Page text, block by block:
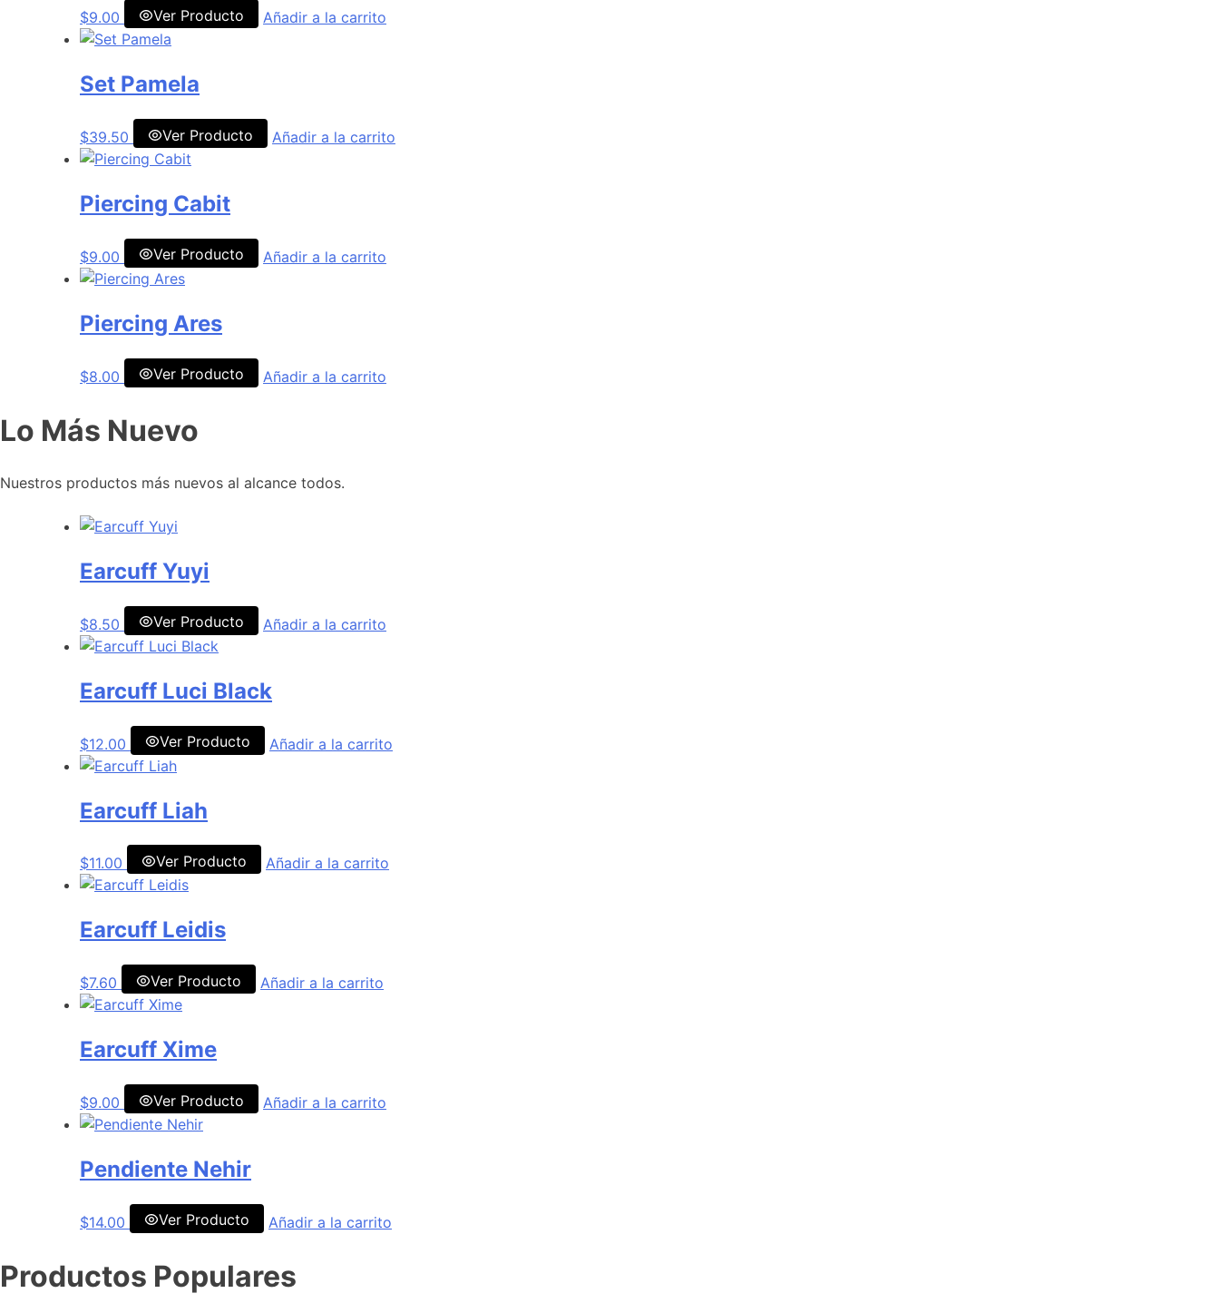
$9.00 Ver Producto Añadir a la carrito
Set Pamela
$39.50 Ver Producto Añadir a la carrito
Piercing Cabit
$9.00 Ver Producto Añadir a la carrito
Piercing Ares
$8.00 Ver Producto Añadir a la carrito
Lo Más Nuevo
Nuestros productos más nuevos al alcance todos.
Earcuff Yuyi
$8.50 Ver Producto Añadir a la carrito
Earcuff Luci Black
$12.00 Ver Producto Añadir a la carrito
Earcuff Liah
$11.00 Ver Producto Añadir a la carrito
Earcuff Leidis
$7.60 Ver Producto Añadir a la carrito
Earcuff Xime
$9.00 Ver Producto Añadir a la carrito
Pendiente Nehir
$14.00 Ver Producto Añadir a la carrito
Productos Populares